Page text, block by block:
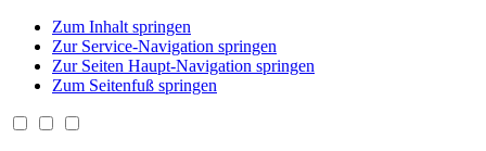
Zum Inhalt springen
Zur Service-Navigation springen
Zur Seiten Haupt-Navigation springen
Zum Seitenfuß springen